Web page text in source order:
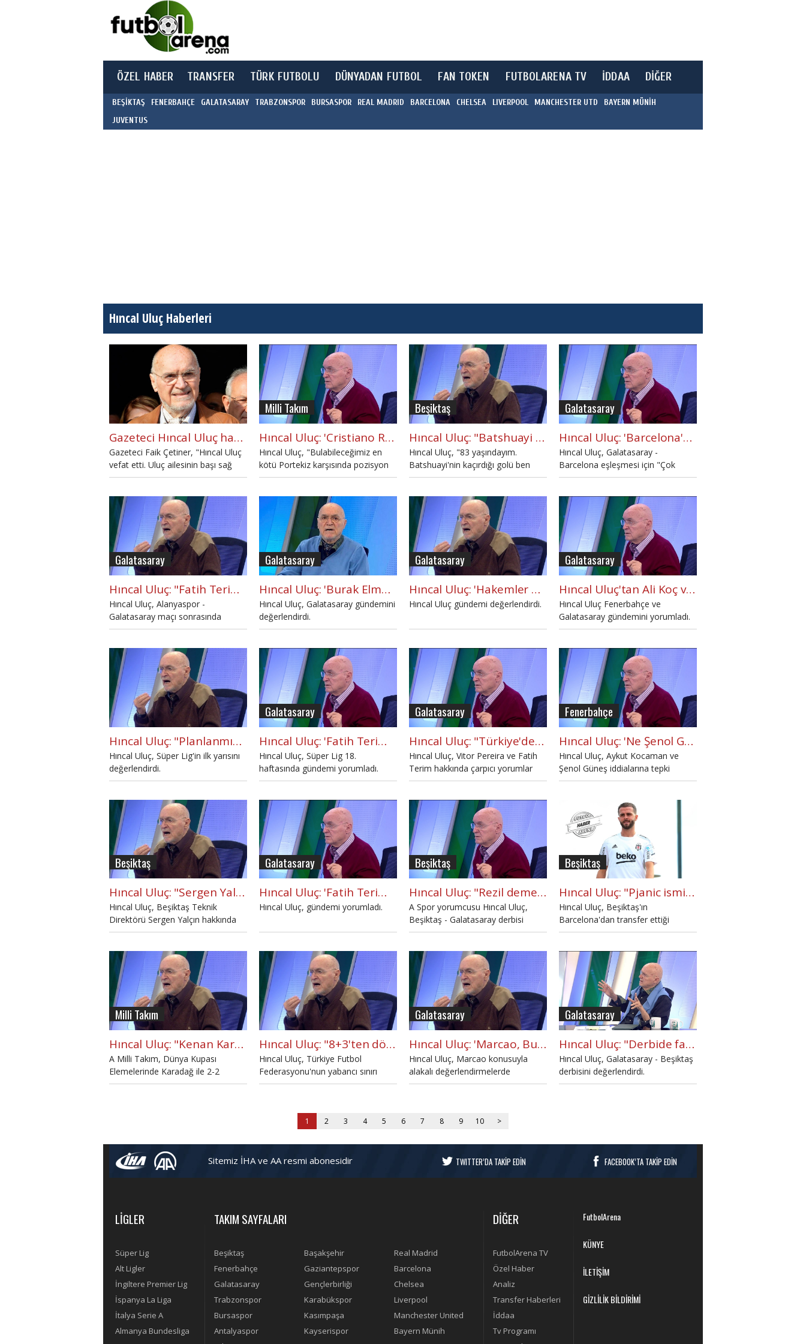
ÖZEL HABER TRANSFER TÜRK FUTBOLU DÜNYADAN FUTBOL FAN TOKEN FUTBOLARENA TV İDDAA DİĞER
BEŞİKTAŞ FENERBAHÇE GALATASARAY TRABZONSPOR BURSASPOR REAL MADRID BARCELONA CHELSEA LIVERPOOL MANCHESTER UTD
BAYERN MÜNİH
JUVENTUS
Hıncal Uluç Haberleri
Gazeteci Hıncal Uluç hayatını kaybetti
Gazeteci Faik Çetiner, "Hıncal Uluç
vefat etti. Uluç ailesinin başı sağ
olsun." açıklamasını yaptı.
Milli Takım
Hıncal Uluç: 'Cristiano Ronaldo'nun ahı gitmiş vahı da gitmiş'
Hıncal Uluç, "Bulabileceğimiz en
kötü Portekiz karşısında pozisyon
bulamıyoruz. Yazık." şeklinde milli
Beşiktaş
Hıncal Uluç: "Batshuayi sattı maçı"
Hıncal Uluç, "83 yaşındayım.
Batshuayi'nin kaçırdığı golü ben
atardım."
Galatasaray
Hıncal Uluç: 'Barcelona'dan korkmanın gereği yok'
Hıncal Uluç, Galatasaray -
Barcelona eşleşmesi için "Çok
talihli bir kura. Elenirsen sonuçta
Ancak elersen Barcelona'yı elemiş
olacaksın" şeklinde yorumladı.
Galatasaray
Hıncal Uluç: "Fatih Terim'in tek amacı var"
Hıncal Uluç, Alanyaspor -
Galatasaray maçı sonrasında
Domenec Torrent'i eleştirdi.
Galatasaray
Hıncal Uluç: 'Burak Elmas'ın tutumunu beğendim'
Hıncal Uluç, Galatasaray gündemini
değerlendirdi.
Galatasaray
Hıncal Uluç: 'Hakemler Galatasaray'a düşman kesildi'
Hıncal Uluç gündemi değerlendirdi.
Galatasaray
Hıncal Uluç'tan Ali Koç ve Fatih Terim'e çağrı
Hıncal Uluç Fenerbahçe ve
Galatasaray gündemini yorumladı.
Hıncal Uluç: "Planlanmış lig şüphesi!"
Hıncal Uluç, Süper Lig'in ilk yarısını
değerlendirdi.
Galatasaray
Hıncal Uluç: 'Fatih Terim'i yuhalayacak hale geldiler'
Hıncal Uluç, Süper Lig 18.
haftasında gündemi yorumladı.
Galatasaray
Hıncal Uluç: "Türkiye'de 1 numaralı korkak Fatih Terim diyen var mı?"
Hıncal Uluç, Vitor Pereira ve Fatih
Terim hakkında çarpıcı yorumlar
yaptı.
Fenerbahçe
Hıncal Uluç: 'Ne Şenol Güneş'i ne Aykut Kocaman'ı?'
Hıncal Uluç, Aykut Kocaman ve
Şenol Güneş iddialarına tepki
gösterdi.
Beşiktaş
Hıncal Uluç: "Sergen Yalçın teknik direktör değil"
Hıncal Uluç, Beşiktaş Teknik
Direktörü Sergen Yalçın hakkında
ağır eleştirilerde bulundu.
Galatasaray
Hıncal Uluç: 'Fatih Terim play-off için yerlileri iyi hazırlamalı'
Hıncal Uluç, gündemi yorumladı.
Beşiktaş
Hıncal Uluç: "Rezil demek bile iltifat!"
A Spor yorumcusu Hıncal Uluç,
Beşiktaş - Galatasaray derbisi
hakkında çarpıcı
Beşiktaş
Hıncal Uluç: "Pjanic ismini Beşiktaş alınca duydum"
Hıncal Uluç, Beşiktaş'ın
Barcelona'dan transfer ettiği
Miralem Pjanic'in ismini daha önce
Milli Takım
Hıncal Uluç: "Kenan Karaman yüzünden gol yemişiz mazerete bak!"
A Milli Takım, Dünya Kupası
Elemelerinde Karadağ ile 2-2
berabere kaldı. Hıncal Uluç yenilen
Hıncal Uluç: "8+3'ten dönülmesi Türk futbolunu felakete sürükler"
Hıncal Uluç, Türkiye Futbol
Federasyonu'nun yabancı sınırı
kuralını değerlendirdi.
Galatasaray
Hıncal Uluç: 'Marcao, Burak Elmas veya Fatih Terim'e yumruk atsaydı?'
Hıncal Uluç, Marcao konusuyla
alakalı değerlendirmelerde
bulundu.
Galatasaray
Hıncal Uluç: "Derbide favorim Galatasaray"
Hıncal Uluç, Galatasaray - Beşiktaş
derbisini değerlendirdi.
1 2 3 4 5 6 7 8 9 10 >
Sitemiz İHA ve AA resmi abonesidir TWITTER’DA TAKİP EDİN FACEBOOK’TA TAKİP EDİN
LİGLER
Süper Lig
Alt Ligler
İngiltere Premier Lig
İspanya La Liga
İtalya Serie A
Almanya Bundesliga
TAKIM SAYFALARI
Beşiktaş Başakşehir
Real Madrid
Fenerbahçe
Gaziantepspor
Barcelona
Galatasaray
Gençlerbirliği
Chelsea
Trabzonspor
Karabükspor
Liverpool
Bursaspor
Kasımpaşa
Manchester United
Antalyaspor
Kayserispor
Bayern Münih
DİĞER
FutbolArena TV
Özel Haber
Analiz
Transfer Haberleri
İddaa
Tv Programı
FutbolArena
KÜNYE
İLETİŞİM
GİZLİLİK BİLDİRİMİ